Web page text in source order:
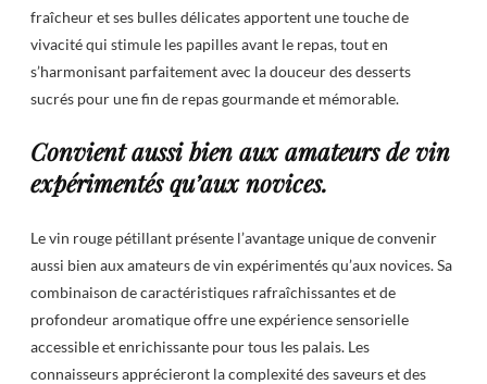
fraîcheur et ses bulles délicates apportent une touche de
vivacité qui stimule les papilles avant le repas, tout en
s’harmonisant parfaitement avec la douceur des desserts
sucrés pour une fin de repas gourmande et mémorable.
Convient aussi bien aux amateurs de vin
expérimentés qu’aux novices.
Le vin rouge pétillant présente l’avantage unique de convenir
aussi bien aux amateurs de vin expérimentés qu’aux novices. Sa
combinaison de caractéristiques rafraîchissantes et de
profondeur aromatique offre une expérience sensorielle
accessible et enrichissante pour tous les palais. Les
connaisseurs apprécieront la complexité des saveurs et des